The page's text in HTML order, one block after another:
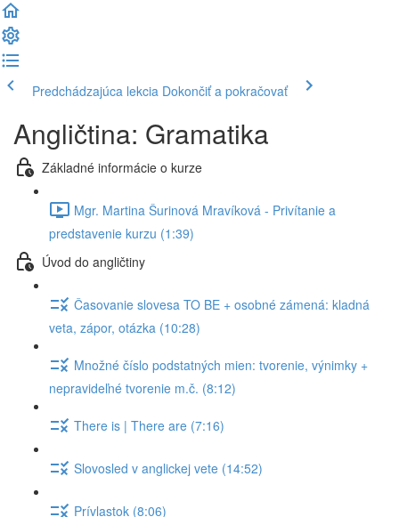
Predchádzajúca lekcia Dokončiť a pokračovať
Angličtina: Gramatika
Základné informácie o kurze
Mgr. Martina Šurinová Mravíková - Privítanie a
predstavenie kurzu (1:39)
Úvod do angličtiny
Časovanie slovesa TO BE + osobné zámená: kladná
veta, zápor, otázka (10:28)
Množné číslo podstatných mien: tvorenie, výnimky +
nepravideľné tvorenie m.č. (8:12)
There is | There are (7:16)
Slovosled v anglickej vete (14:52)
Prívlastok (8:06)